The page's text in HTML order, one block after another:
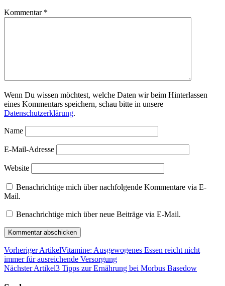
Kommentar *
Wenn Du wissen möchtest, welche Daten wir beim Hinterlassen
eines Kommentars speichern, schau bitte in unsere
Datenschutzerklärung.
Name
E-Mail-Adresse
Website
Benachrichtige mich über nachfolgende Kommentare via E-
Mail.
Benachrichtige mich über neue Beiträge via E-Mail.
Vorheriger ArtikelVitamine: Ausgewogenes Essen reicht nicht
immer für ausreichende Versorgung
Nächster Artikel3 Tipps zur Ernährung bei Morbus Basedow